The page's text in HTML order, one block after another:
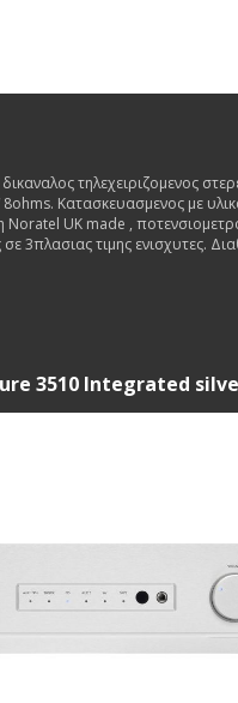
τηλεχειριζομενος
8ohms. Κατασκευασμενος με
Noratel UK made ,
3πλασιας τιμης ενισχυτες.
MM και pre out. Made in
3510 Integrated